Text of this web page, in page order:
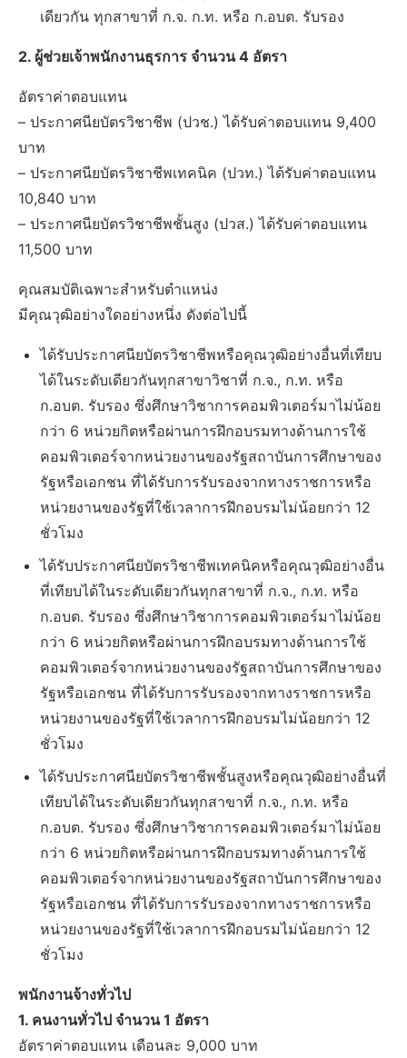
เดียวกัน ทุกสาขาที่ ก.จ. ก.ท. หรือ ก.อบต. รับรอง
2. ผู้ช่วยเจ้าพนักงานธุรการ จำนวน 4 อัตรา
อัตราค่าตอบแทน
– ประกาศนียบัตรวิชาชีพ (ปวช.) ได้รับค่าตอบแทน 9,400
บาท
– ประกาศนียบัตรวิชาชีพเทคนิค (ปวท.) ได้รับค่าตอบแทน
10,840 บาท
– ประกาศนียบัตรวิชาชีพชั้นสูง (ปวส.) ได้รับค่าตอบแทน
11,500 บาท
คุณสมบัติเฉพาะสำหรับตำแหน่ง
มีคุณวุฒิอย่างใดอย่างหนึ่ง ดังต่อไปนี้
ได้รับประกาศนียบัตรวิชาชีพหรือคุณวุฒิอย่างอื่นที่เทียบ
ได้ในระดับเดียวกันทุกสาขาวิชาที่ ก.จ., ก.ท. หรือ
ก.อบต. รับรอง ซึ่งศึกษาวิชาการคอมพิวเตอร์มาไม่น้อย
กว่า 6 หน่วยกิตหรือผ่านการฝึกอบรมทางด้านการใช้
คอมพิวเตอร์จากหน่วยงานของรัฐสถาบันการศึกษาของ
รัฐหรือเอกชน ที่ได้รับการรับรองจากทางราชการหรือ
หน่วยงานของรัฐที่ใช้เวลาการฝึกอบรมไม่น้อยกว่า 12
ชั่วโมง
ได้รับประกาศนียบัตรวิชาชีพเทคนิคหรือคุณวุฒิอย่างอื่น
ที่เทียบได้ในระดับเดียวกันทุกสาขาที่ ก.จ., ก.ท. หรือ
ก.อบต. รับรอง ซึ่งศึกษาวิชาการคอมพิวเตอร์มาไม่น้อย
กว่า 6 หน่วยกิตหรือผ่านการฝึกอบรมทางด้านการใช้
คอมพิวเตอร์จากหน่วยงานของรัฐสถาบันการศึกษาของ
รัฐหรือเอกชน ที่ได้รับการรับรองจากทางราชการหรือ
หน่วยงานของรัฐที่ใช้เวลาการฝึกอบรมไม่น้อยกว่า 12
ชั่วโมง
ได้รับประกาศนียบัตรวิชาชีพชั้นสูงหรือคุณวุฒิอย่างอื่นที่
เทียบได้ในระดับเดียวกันทุกสาขาที่ ก.จ., ก.ท. หรือ
ก.อบต. รับรอง ซึ่งศึกษาวิชาการคอมพิวเตอร์มาไม่น้อย
กว่า 6 หน่วยกิตหรือผ่านการฝึกอบรมทางด้านการใช้
คอมพิวเตอร์จากหน่วยงานของรัฐสถาบันการศึกษาของ
รัฐหรือเอกชน ที่ได้รับการรับรองจากทางราชการหรือ
หน่วยงานของรัฐที่ใช้เวลาการฝึกอบรมไม่น้อยกว่า 12
ชั่วโมง
พนักงานจ้างทั่วไป
1. คนงานทั่วไป จำนวน 1 อัตรา
อัตราค่าตอบแทน เดือนละ 9,000 บาท